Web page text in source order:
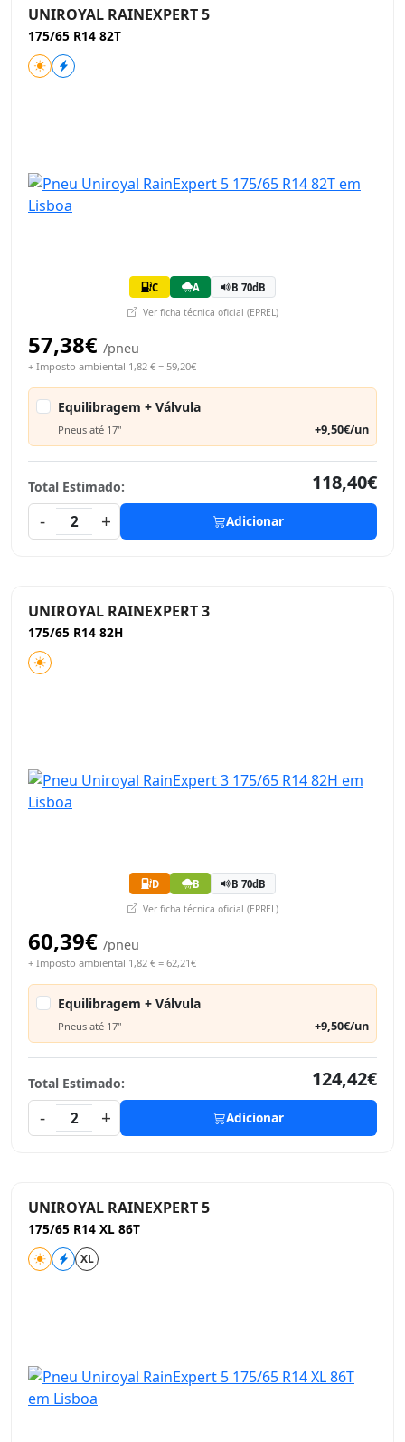
UNIROYAL RAINEXPERT 5
175/65 R14 82T
C A B 70dB
Ver ficha técnica oficial (EPREL)
57,38€ /pneu
+ Imposto ambiental 1,82 € = 59,20€
Equilibragem + Válvula
Pneus até 17" +9,50€/un
Total Estimado:
118,40€
-
2 + Adicionar
UNIROYAL RAINEXPERT 3
175/65 R14 82H
D B B 70dB
Ver ficha técnica oficial (EPREL)
60,39€ /pneu
+ Imposto ambiental 1,82 € = 62,21€
Equilibragem + Válvula
Pneus até 17" +9,50€/un
Total Estimado:
124,42€
-
2 + Adicionar
UNIROYAL RAINEXPERT 5
175/65 R14 XL 86T
XL